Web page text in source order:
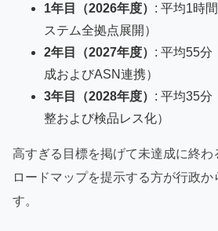
1年目（2026年度） : 平均1時
ステム全拠点展開）
2年目（2027年度） : 平均55分
成およびASN連携）
3年目（2028年度） : 平均35分
整および検品レス化）
高すぎる目標を掲げて未達成に終わ
ロードマップを提示する方が行政か
す。